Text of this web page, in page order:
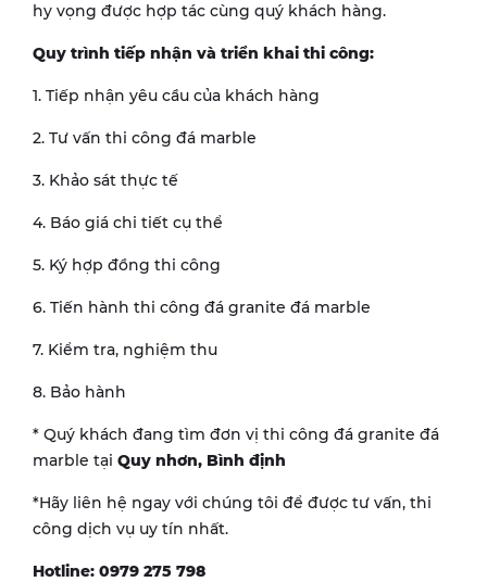
hy vọng được hợp tác cùng quý khách hàng.
Quy trình tiếp nhận và triển khai thi công:
1. Tiếp nhận yêu cầu của khách hàng
2. Tư vấn thi công đá marble
3. Khảo sát thực tế
4. Báo giá chi tiết cụ thể
5. Ký hợp đồng thi công
6. Tiến hành thi công đá granite đá marble
7. Kiểm tra, nghiệm thu
8. Bảo hành
* Quý khách đang tìm đơn vị thi công đá granite đá
marble tại Quy nhơn, Bình định
*Hãy liên hệ ngay với chúng tôi để được tư vấn, thi
công dịch vụ uy tín nhất.
Hotline: 0979 275 798